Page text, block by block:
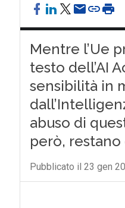
Mentre l’Ue
testo dell’AI
sensibilità in
abuso di
però,
Pubblicato il 23 gen